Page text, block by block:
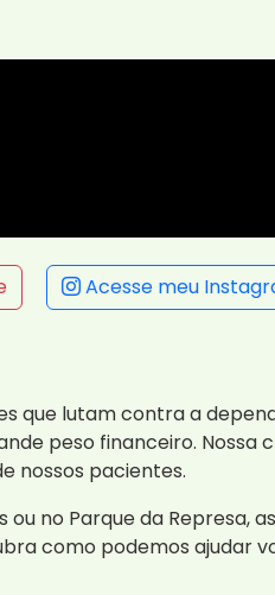
Acesse meu
lutam contra a
peso financeiro.
nossos pacientes.
no Parque da Represa,
como podemos ajudar